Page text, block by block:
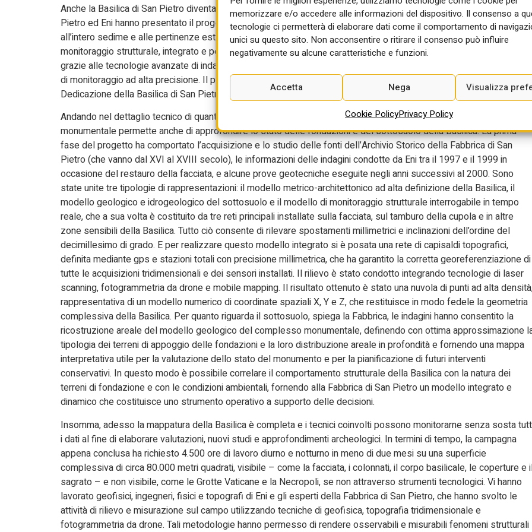
memorizzare e/o accedere alle informazioni del dispositivo. Il consenso a
tecnologie ci permetterà di elaborare dati come il comportamento di
unici su questo sito. Non acconsentire o ritirare il consenso può influire
negativamente su alcune caratteristiche e funzioni.
Accetta Nega Visualizza
Cookie PolicyPrivacy Policy
Anche la Basilica di San Pietro diventa protagonista della rivoluzione digitale contemporanea. Ieri, Fabbrica di San
Pietro ed Eni hanno presentato il progetto “Oltre il visibile”: il gemello digitale della Basilica esteso adesso anche
all’intero sedime e alle pertinenze esterne rilevanti con l’obiettivo di salvaguardarne la staticità attraverso un
monitoraggio strutturale, integrato e permanente. Insomma, rendere eterna anche la casa fisica del Cristianesimo
grazie alle tecnologie avanzate di indagine geofisica, geologica, topografica e strutturale e che si avvale di sistemi
di monitoraggio ad alta precisione. Il progetto si inserisce nel programma delle iniziative per il IV Centenario della
Dedicazione della Basilica di San Pietro (1626-2026).
Andando nel dettaglio tecnico di quanto presentato, il modello digitale tridimensionale dell’intero complesso
monumentale permette anche di approfondire lo stato delle fondazioni e del sottosuolo della Basilica. La prima
fase del progetto ha comportato l’acquisizione e lo studio delle fonti dell’Archivio Storico della Fabbrica di San
Pietro (che vanno dal XVI al XVIII secolo), le informazioni delle indagini condotte da Eni tra il 1997 e il 1999 in
occasione del restauro della facciata, e alcune prove geotecniche eseguite negli anni successivi al 2000. Sono
state unite tre tipologie di rappresentazioni: il modello metrico-architettonico ad alta definizione della Basilica, il
modello geologico e idrogeologico del sottosuolo e il modello di monitoraggio strutturale interrogabile in tempo
reale, che a sua volta è costituito da tre reti principali installate sulla facciata, sul tamburo della cupola e in altre
zone sensibili della Basilica. Tutto ciò consente di rilevare spostamenti millimetrici e inclinazioni dell’ordine del
decimillesimo di grado. E per realizzare questo modello integrato si è posata una rete di capisaldi topografici,
definita mediante gps e stazioni totali con precisione millimetrica, che ha garantito la corretta georeferenziazione di
tutte le acquisizioni tridimensionali e dei sensori installati. Il rilievo è stato condotto integrando tecnologie di laser
scanning, fotogrammetria da drone e mobile mapping. Il risultato ottenuto è stato una nuvola di punti ad alta
rappresentativa di un modello numerico di coordinate spaziali X, Y e Z, che restituisce in modo fedele la geometria
complessiva della Basilica. Per quanto riguarda il sottosuolo, spiega la Fabbrica, le indagini hanno consentito la
ricostruzione areale del modello geologico del complesso monumentale, definendo con ottima approssimazione
tipologia dei terreni di appoggio delle fondazioni e la loro distribuzione areale in profondità e fornendo una mappa
interpretativa utile per la valutazione dello stato del monumento e per la pianificazione di futuri interventi
conservativi. In questo modo è possibile correlare il comportamento strutturale della Basilica con la natura dei
terreni di fondazione e con le condizioni ambientali, fornendo alla Fabbrica di San Pietro un modello integrato e
dinamico che costituisce uno strumento operativo a supporto delle decisioni.
Insomma, adesso la mappatura della Basilica è completa e i tecnici coinvolti possono monitorarne senza sosta
i dati al fine di elaborare valutazioni, nuovi studi e approfondimenti archeologici. In termini di tempo, la campagna
appena conclusa ha richiesto 4.500 ore di lavoro diurno e notturno in meno di due mesi su una superficie
complessiva di circa 80.000 metri quadrati, visibile – come la facciata, i colonnati, il corpo basilicale, le coperture e
sagrato – e non visibile, come le Grotte Vaticane e la Necropoli, se non attraverso strumenti tecnologici. Vi hanno
lavorato geofisici, ingegneri, fisici e topografi di Eni e gli esperti della Fabbrica di San Pietro, che hanno svolto le
attività di rilievo e misurazione sul campo utilizzando tecniche di geofisica, topografia tridimensionale e
fotogrammetria da drone. Tali metodologie hanno permesso di rendere osservabili e misurabili fenomeni strutturali